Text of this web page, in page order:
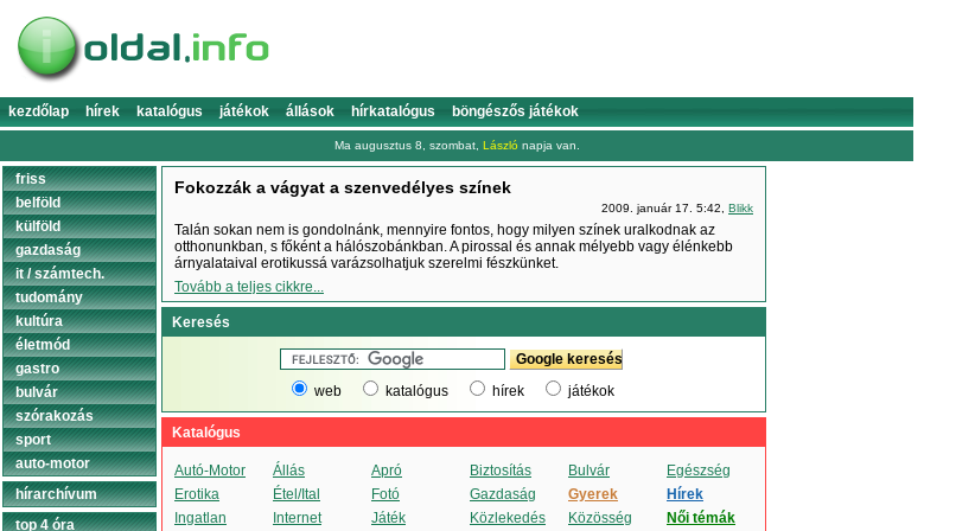
kezdőlap hírek katalógus játékok állások hírkatalógus böngészős játékok
Ma augusztus 8, szombat, László napja van.
Fokozzák a vágyat a szenvedélyes színek
2009. január 17. 5:42, Blikk
Talán sokan nem is gondolnánk, mennyire fontos, hogy milyen színek uralkodnak az
otthonunkban, s főként a hálószobánkban. A pirossal és annak mélyebb vagy élénkebb
árnyalataival erotikussá varázsolhatjuk szerelmi fészkünket.
Tovább a teljes cikkre...
Keresés
web katalógus hírek játékok
Katalógus
Autó-Motor Állás Apró Biztosítás Bulvár
Egészség
Erotika
Étel/Ital Fotó Gazdaság Gyerek
Hírek
Ingatlan
Internet Játék Közlekedés Közösség
Női témák
friss
belföld
külföld
gazdaság
it / számtech.
tudomány
kultúra
életmód
gastro
bulvár
szórakozás
sport
auto-motor
hírarchívum
top 4 óra